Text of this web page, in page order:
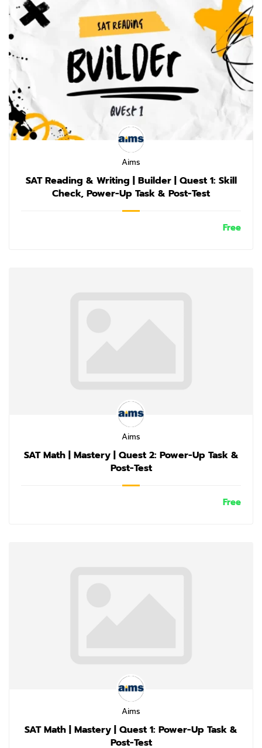
Aims
SAT Reading & Writing | Builder | Quest 1: Skill
Check, Power-Up Task & Post-Test
Free
Aims
SAT Math | Mastery | Quest 2: Power-Up Task &
Post-Test
Free
Aims
SAT Math | Mastery | Quest 1: Power-Up Task &
Post-Test